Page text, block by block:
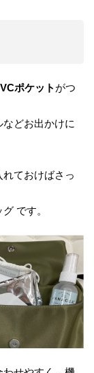
ポケット がつ
どお出かけに
ておけばさっ
です。